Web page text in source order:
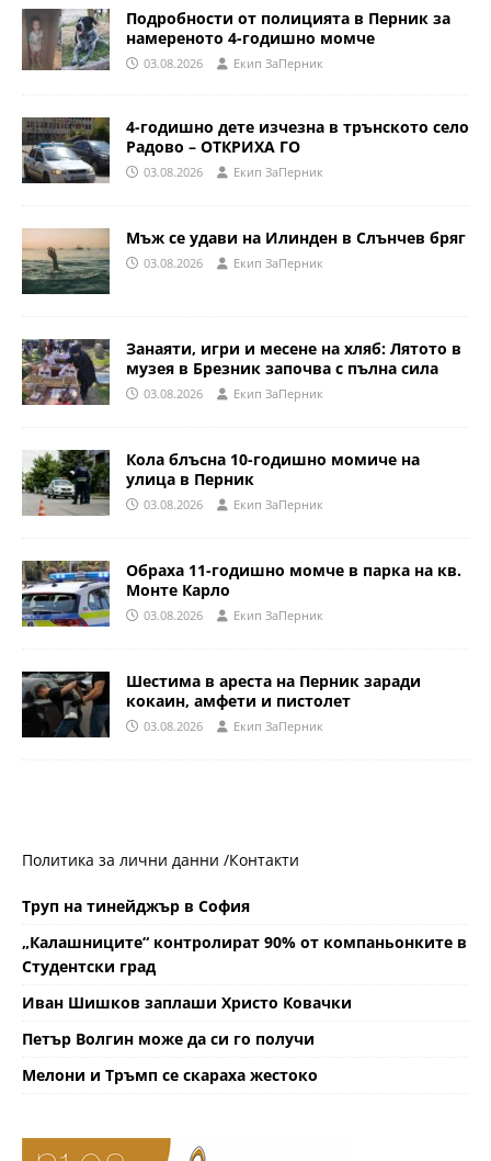
Подробности от полицията в Перник за
намереното 4-годишно момче
03.08.2026 Eкип ЗаПерник
4-годишно дете изчезна в трънското село
Радово – ОТКРИХА ГО
03.08.2026 Eкип ЗаПерник
Мъж се удави на Илинден в Слънчев бряг
03.08.2026 Eкип ЗаПерник
Занаяти, игри и месене на хляб: Лятото в
музея в Брезник започва с пълна сила
03.08.2026 Eкип ЗаПерник
Кола блъсна 10-годишно момиче на
улица в Перник
03.08.2026 Eкип ЗаПерник
Обраха 11-годишно момче в парка на кв.
Монте Карло
03.08.2026 Eкип ЗаПерник
Шестима в ареста на Перник заради
кокаин, амфети и пистолет
03.08.2026 Eкип ЗаПерник
Политика за лични данни /Контакти
Труп на тинейджър в София
„Калашниците“ контролират 90% от компаньонките в
Студентски град
Иван Шишков заплаши Христо Ковачки
Петър Волгин може да си го получи
Мелони и Тръмп се скараха жестоко